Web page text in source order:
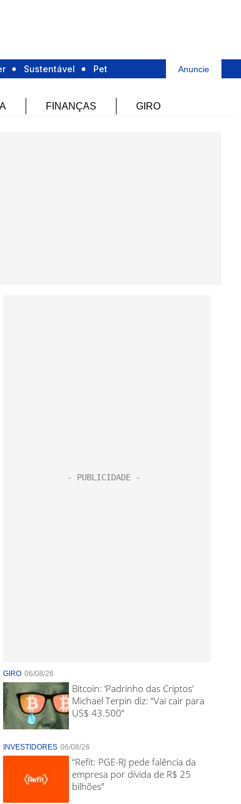
Sustentável Pet Anuncie
FINANÇAS GIRO
GIRO 06/08/26
Bitcoin: ‘Padrinho das Criptos’
Michael Terpin diz: “Vai cair para
US$ 43.500”
INVESTIDORES 06/08/26
“Refit: PGE-RJ pede falência da
empresa por dívida de R$ 25
bilhões”